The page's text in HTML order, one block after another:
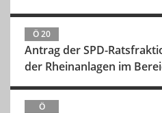
Ö 20
Antrag der SPD-
der Rheinanlagen im
Ö